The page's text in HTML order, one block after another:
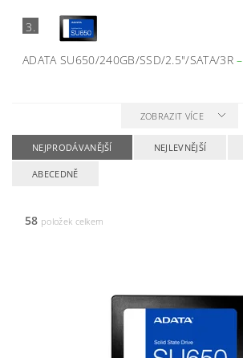
3.
ADATA SU650/240GB/SSD/2.5"/SATA/3R–
ZOBRAZIT VÍCE
NEJPRODÁVANĚJŠÍ NEJLEVNĚJŠÍ
ABECEDNĚ
58 položek celkem